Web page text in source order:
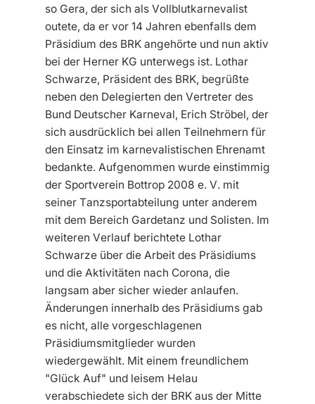
so Gera, der sich als Vollblutkarnevalist
outete, da er vor 14 Jahren ebenfalls dem
Präsidium des BRK angehörte und nun aktiv
bei der Herner KG unterwegs ist. Lothar
Schwarze, Präsident des BRK, begrüßte
neben den Delegierten den Vertreter des
Bund Deutscher Karneval, Erich Ströbel, der
sich ausdrücklich bei allen Teilnehmern für
den Einsatz im karnevalistischen Ehrenamt
bedankte. Aufgenommen wurde einstimmig
der Sportverein Bottrop 2008 e. V. mit
seiner Tanzsportabteilung unter anderem
mit dem Bereich Gardetanz und Solisten. Im
weiteren Verlauf berichtete Lothar
Schwarze über die Arbeit des Präsidiums
und die Aktivitäten nach Corona, die
langsam aber sicher wieder anlaufen.
Änderungen innerhalb des Präsidiums gab
es nicht, alle vorgeschlagenen
Präsidiumsmitglieder wurden
wiedergewählt. Mit einem freundlichem
"Glück Auf" und leisem Helau
verabschiedete sich der BRK aus der Mitte